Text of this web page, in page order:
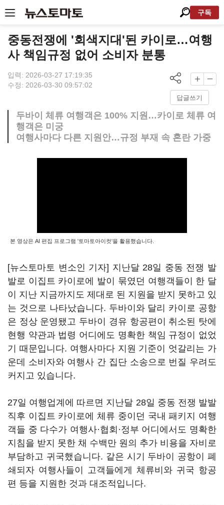
구독
중동전쟁에 '회색지대'된 카이로…여행
사 책임규정 없어 소비자 분통
입력: 2026-03-27 17:19:35
수정: 2026-03-30 09:57:02
답글쓰기
두바이 체류 여행객은 100% 지원…카이로 체류 여
행객은 미궁
여행사마다 다른 지원안…규정 부재 속 혼란 가중
본 영상은 AI 편집 프로그램 '토마토아이컷'을 활용했습니다.
[뉴스토마토 변소인 기자] 지난달 28일 중동 전쟁 발
발로 이집트 카이로에 발이 묶였던 여행객들이 한 달
이 지난 지금까지도 제대로 된 지원을 받지 못하고 있
는 것으로 나타났습니다. 두바이와 달리 카이로 공항
은 정상 운영됐고 두바이 경유 항공편이 취소된 탓에
현행 약관과 법령 어디에도 명확한 책임 규정이 없었
기 때문입니다. 여행사마다 지원 기준이 엇갈리는 가
운데 소비자와 여행사 간 집단 소송으로 번질 우려도
커지고 있습니다.
27일 여행업계에 따르면 지난달 28일 중동 전쟁 발발
직후 이집트 카이로에 체류 중이던 국내 패키지 여행
객들 중 다수가 여행사·협회·정부 어디에서도 명확한
지침을 받지 못한 채 수백만 원의 추가 비용을 자비로
부담하고 귀국했습니다. 같은 시기 두바이 공항이 폐
쇄되자 여행사들이 고객들에게 체류비와 귀국 항공
편 등을 지원한 것과 대조적입니다.